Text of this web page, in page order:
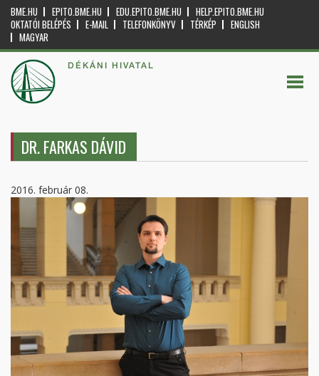
BME.HU EPITO.BME.HU EDU.EPITO.BME.HU
HELP.EPITO.BME.HU
OKTATÓI BELÉPÉS
E-MAIL TELEFONKÖNYV TÉRKÉP
ENGLISH
MAGYAR
DÉKÁNI HIVATAL
DR. FARKAS DÁVID
2016. február 08.